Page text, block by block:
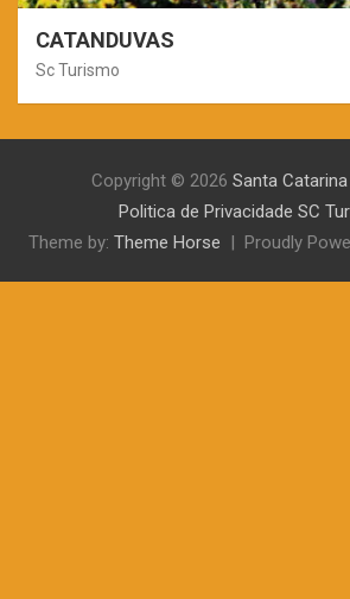
CATANDUVAS
Sc Turismo
Copyright © 2026 Santa
Politica de Privacidade SC
Theme by: Theme Horse Proudly